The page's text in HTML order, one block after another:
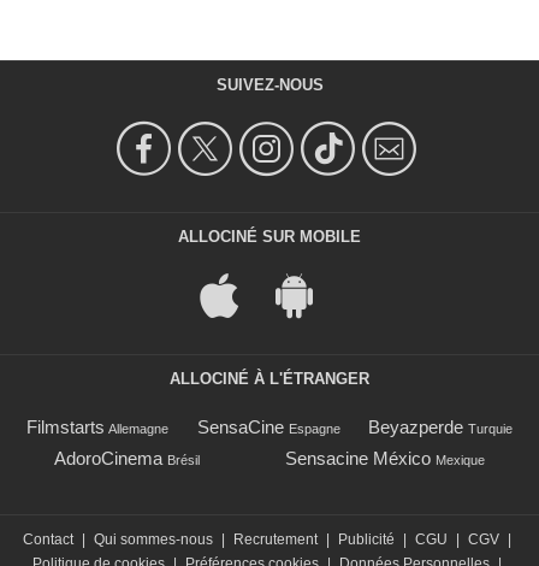
SUIVEZ-NOUS
ALLOCINÉ SUR MOBILE
ALLOCINÉ À L'ÉTRANGER
Filmstarts Allemagne SensaCine Espagne Beyazperde Turquie
AdoroCinema Brésil Sensacine México Mexique
Contact | Qui sommes-nous | Recrutement | Publicité | CGU | CGV |